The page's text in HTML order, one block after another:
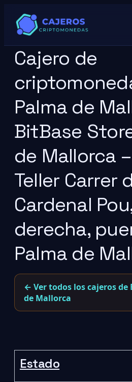
Cajero de
Palma de
BitBase
de Mallorca
Teller Carrer
Cardenal
derecha,
Palma de
← Ver todos los cajeros de
de Mallorca
Estado